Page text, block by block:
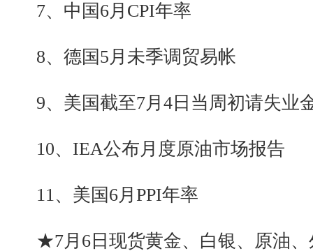
7、中国6月CPI年率
8、德国5月未季调贸易帐
9、美国截至7月4日当周初请失业
10、IEA公布月度原油市场报告
11、美国6月PPI年率
★7月6日现货黄金、白银、原油、